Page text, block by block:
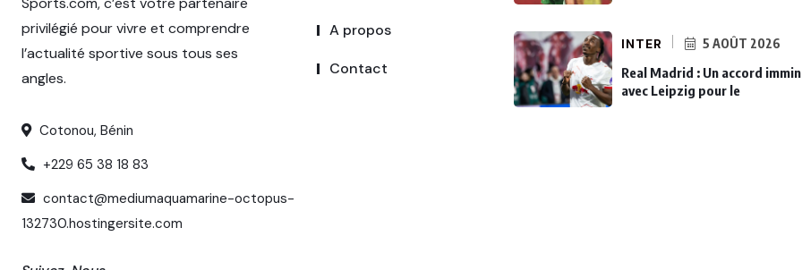
privilégié pour vivre et comprendre
l’actualité sportive sous tous ses
angles.
Cotonou, Bénin
+229 65 38 18 83
contact@mediumaquamarine-octopus-
132730.hostingersite.com
A propos
Contact
INTER 5 AOÛT 2026
Real Madrid : Un accord
avec Leipzig pour le